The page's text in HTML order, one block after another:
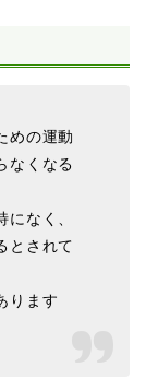
めの運動
なくなる
なく、
とされて
ります